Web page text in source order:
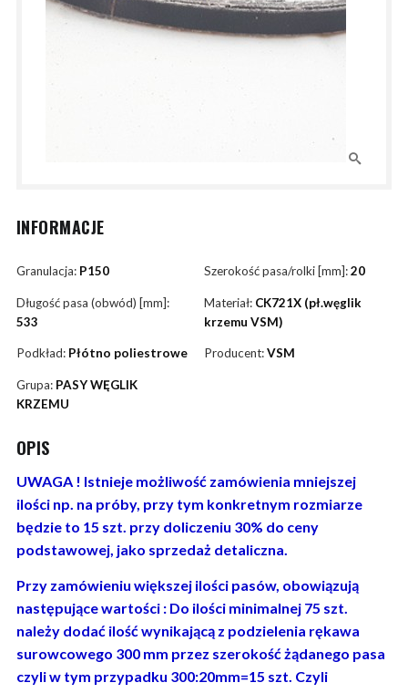
INFORMACJE
Granulacja: P150 Szerokość pasa/rolki [mm]:20
Długość pasa (obwód) [mm]:
533
Materiał: CK721X (pł.węglik
krzemu VSM)
Podkład: Płótno poliestrowe Producent:VSM
Grupa: PASY WĘGLIK
KRZEMU
OPIS
UWAGA ! Istnieje możliwość zamówienia mniejszej
ilości np. na próby, przy tym konkretnym rozmiarze
będzie to 15 szt. przy doliczeniu 30% do ceny
podstawowej, jako sprzedaż detaliczna.
Przy zamówieniu większej ilości pasów, obowiązują
następujące wartości : Do ilości minimalnej 75 szt.
należy dodać ilość wynikającą z podzielenia rękawa
surowcowego 300 mm przez szerokość żądanego pasa
czyli w tym przypadku 300:20mm=15 szt. Czyli